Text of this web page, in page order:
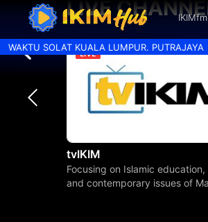
IKIMfm
WAKTU SOLAT KUALA LUMPUR. PUTRAJAYA
LIVE
tvIKIM
Focusing on Islamic
and contemporary issues of